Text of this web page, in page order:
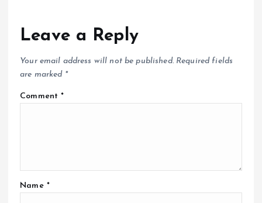
Leave a Reply
Your email address will not be published. Required fields
are marked *
Comment*
Name *